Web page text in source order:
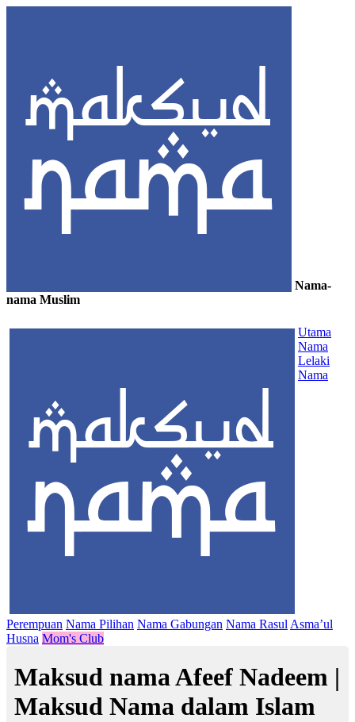
Nama-
nama Muslim
Utama
Nama
Lelaki
Nama
Perempuan Nama Pilihan Nama Gabungan Nama Rasul Asma’ul
Husna Mom's Club
Maksud nama Afeef Nadeem |
Maksud Nama dalam Islam